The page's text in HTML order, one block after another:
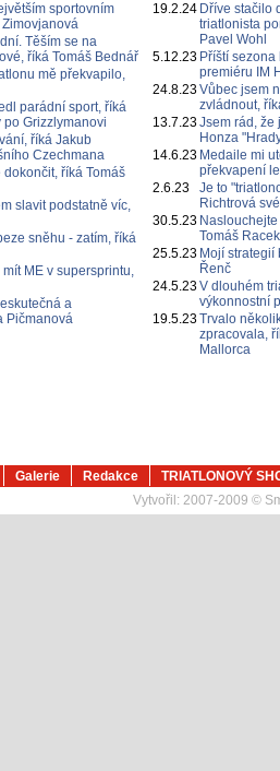
sportovním
Zimovjanová
Těším se na
říká Tomáš Bednář
mě překvapilo,
parádní sport, říká
po Grizzlymanovi
říká Jakub
Czechmana
říká Tomáš
slavit podstatně víc,
sněhu - zatím, říká
ME v supersprintu,
a
Pičmanová
19.2.24 Dříve stačilo
triatlonista
Pavel Wohl
5.12.23 Příští
premiéru IM
24.8.23Vůbec jsem
zvládnout,
13.7.23Jsem rád, že
Honza
14.6.23 Medaile mi
překvapení
2.6.23
Je to
Richtrová
30.5.23
Tomáš Racek
25.5.23 Mojí strategií
Řenč
24.5.23V dlouhém
výkonnostní
19.5.23Trvalo
zpracovala,
Mallorca
Galerie Redakce
TRIATLONOVÝ
Vytvořil: 2007-2009 ©